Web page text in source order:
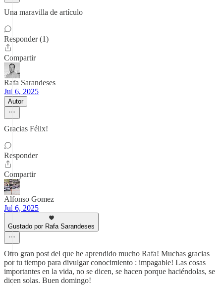
Una maravilla de artículo
Responder (1)
Compartir
Rafa Sarandeses
Jul 6, 2025
Autor
Gracias Félix!
Responder
Compartir
Alfonso Gomez
Jul 6, 2025
Gustado por Rafa Sarandeses
Otro gran post del que he aprendido mucho Rafa! Muchas gracias
por tu tiempo para divulgar conocimiento : impagable! Las cosas
importantes en la vida, no se dicen, se hacen porque haciéndolas, se
dicen solas. Buen domingo!